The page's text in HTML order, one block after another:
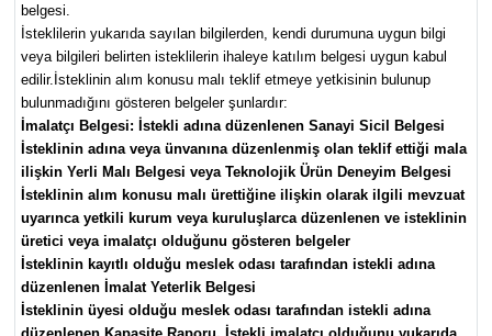
belgesi.
İsteklilerin yukarıda sayılan bilgilerden, kendi durumuna uygun bilgi
veya bilgileri belirten isteklilerin ihaleye katılım belgesi uygun kabul
edilir.İsteklinin alım konusu malı teklif etmeye yetkisinin bulunup
bulunmadığını gösteren belgeler şunlardır:
İmalatçı Belgesi: İstekli adına düzenlenen Sanayi Sicil Belgesi
İsteklinin adına veya ünvanına düzenlenmiş olan teklif ettiği mala
ilişkin Yerli Malı Belgesi veya Teknolojik Ürün Deneyim Belgesi
İsteklinin alım konusu malı ürettiğine ilişkin olarak ilgili mevzuat
uyarınca yetkili kurum veya kuruluşlarca düzenlenen ve isteklinin
üretici veya imalatçı olduğunu gösteren belgeler
İsteklinin kayıtlı olduğu meslek odası tarafından istekli adına
düzenlenen İmalat Yeterlik Belgesi
İsteklinin üyesi olduğu meslek odası tarafından istekli adına